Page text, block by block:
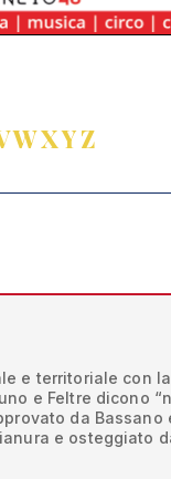
WXYZ
e territoriale con
e Feltre dicono
da Bassano
e osteggiato